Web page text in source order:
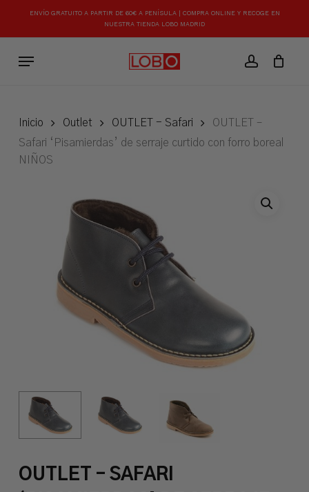
content
ENVÍO GRATUITO A PARTIR DE 60€ A PENÍSULA | COMPRA ONLINE Y RECOGE EN
NUESTRA TIENDA LOBO MADRID
account
Menu
Carrito Cart
Inicio Outlet OUTLET - Safari
OUTLET –
Safari ‘Pisamierdas’ de serraje curtido con forro boreal
NIÑOS
OUTLET – SAFARI